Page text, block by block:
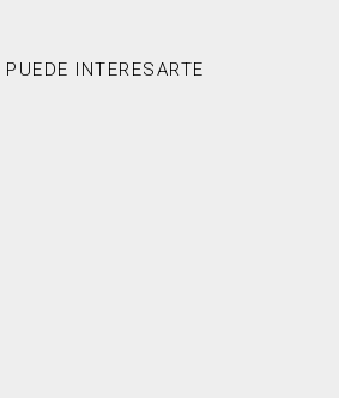
PUEDE INTERESARTE